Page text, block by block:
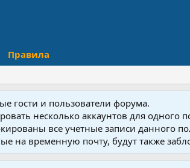
Правила
гости и пользователи форума.
несколько аккаунтов для
все учетные записи данного
на временную почту, будут также